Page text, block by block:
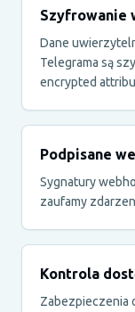
Szyfrowanie
Dane
Telegrama są
encrypted
Podpisane
Sygnatury
zaufamy
Kontrola
Zabezpieczenia